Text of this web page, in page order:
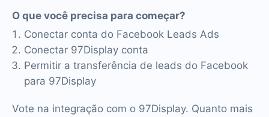
O que você precisa para começar?
Conectar conta do Facebook Leads Ads
Conectar 97Display conta
Permitir a transferência de leads do Facebook
para 97Display
Vote na integração com o 97Display. Quanto mais